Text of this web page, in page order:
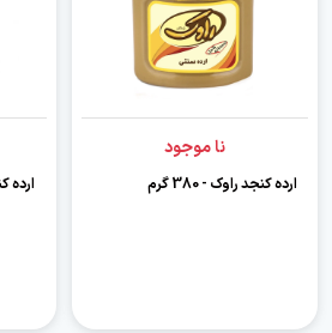
نا موجود
ارده کنجد راوک - 380 گرم ارده